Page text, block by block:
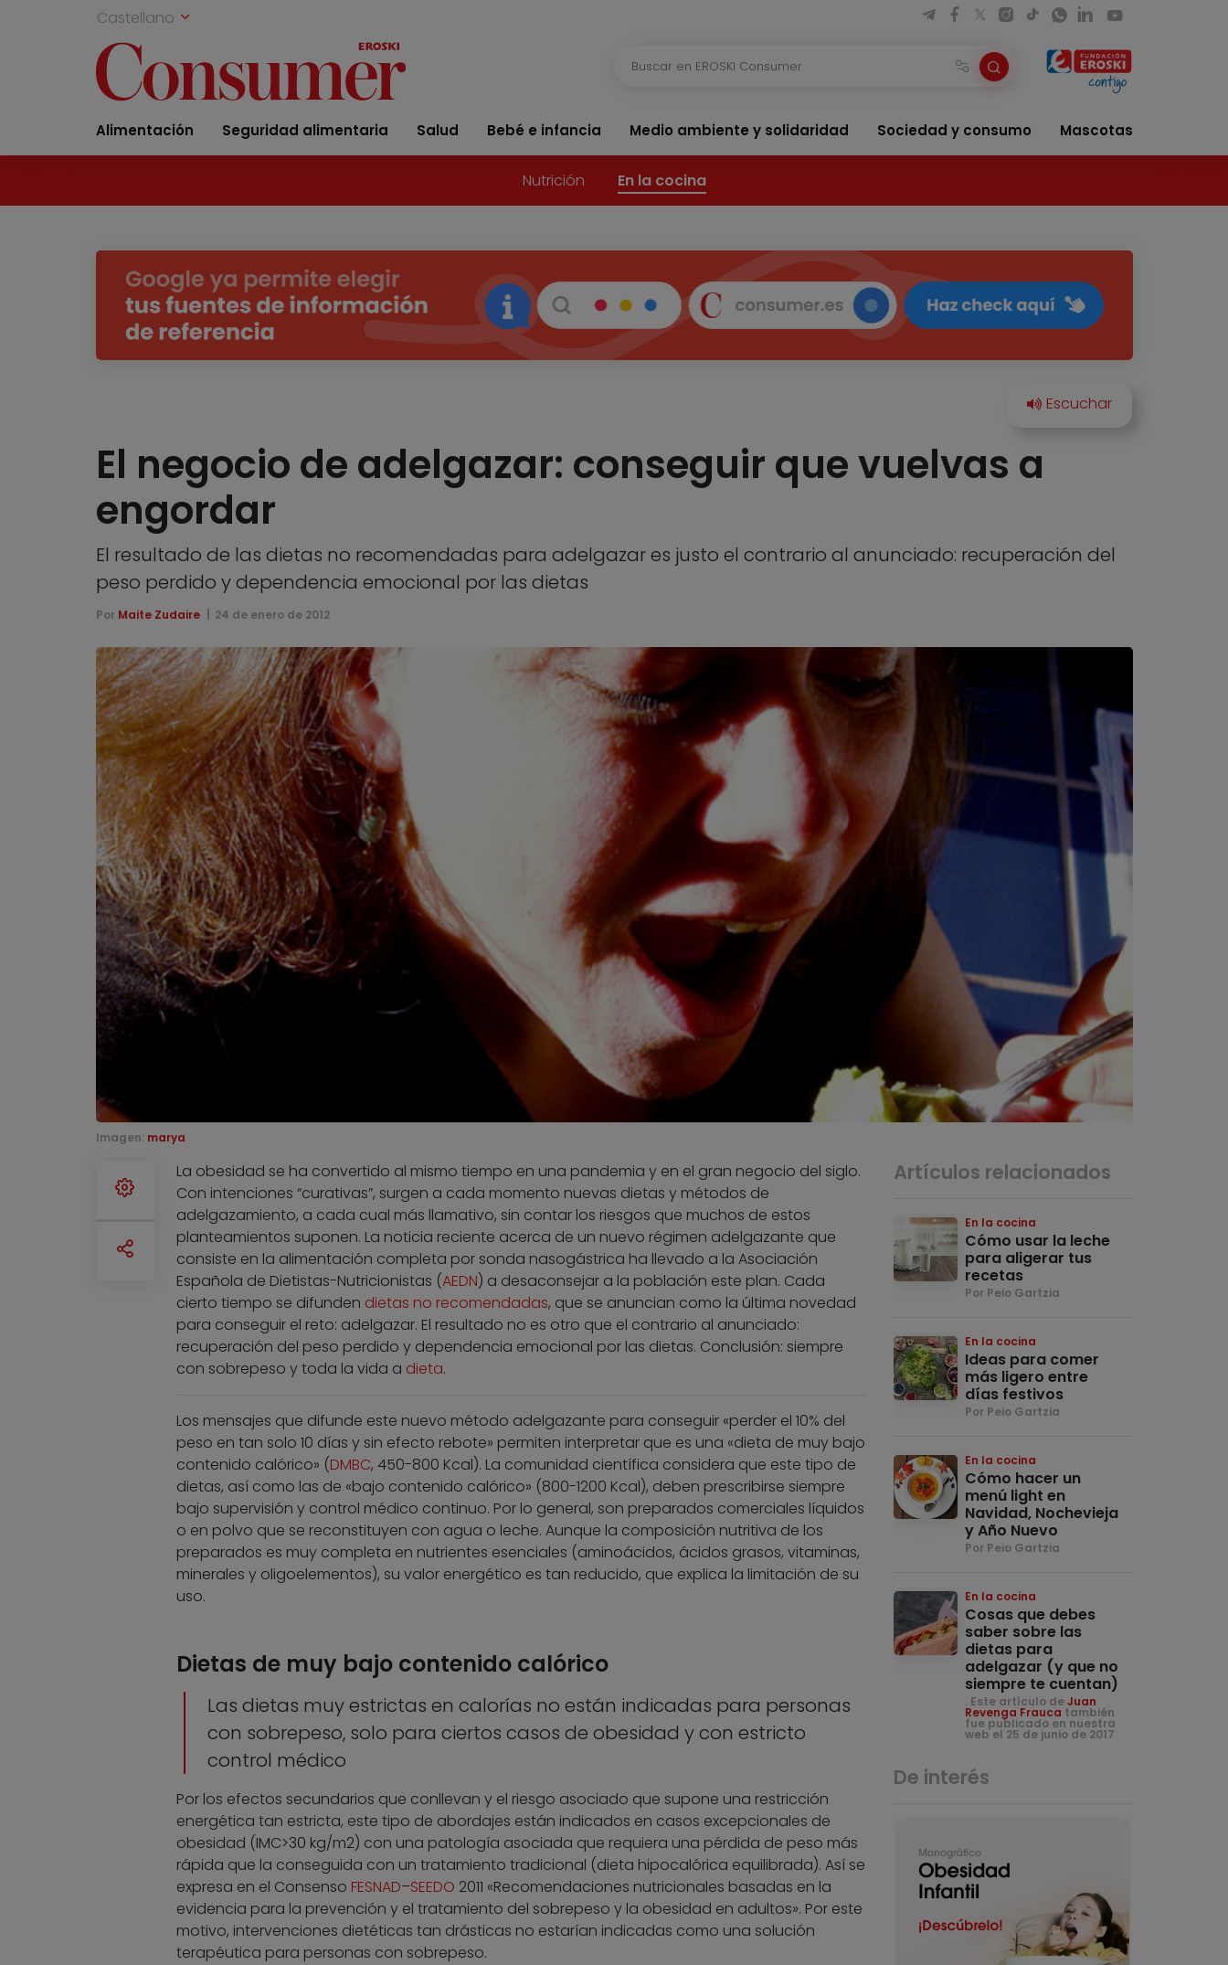
Castellano
Alimentación Seguridad alimentaria Salud Bebé e infancia Medio ambiente y solidaridad Sociedad y consumo Mascotas
Nutrición En la cocina
El negocio de adelgazar: conseguir que vuelvas a
engordar
El resultado de las dietas no recomendadas para adelgazar es justo el contrario al anunciado: recuperación del
peso perdido y dependencia emocional por las dietas
Por Maite Zudaire 24 de enero de 2012
Imagen: marya
La obesidad se ha convertido al mismo tiempo en una pandemia y en el gran negocio del siglo.
Con intenciones “curativas”, surgen a cada momento nuevas dietas y métodos de
adelgazamiento, a cada cual más llamativo, sin contar los riesgos que muchos de estos
planteamientos suponen. La noticia reciente acerca de un nuevo régimen adelgazante que
consiste en la alimentación completa por sonda nasogástrica ha llevado a la Asociación
Española de Dietistas-Nutricionistas (AEDN) a desaconsejar a la población este plan. Cada
cierto tiempo se difunden dietas no recomendadas, que se anuncian como la última novedad
para conseguir el reto: adelgazar. El resultado no es otro que el contrario al anunciado:
recuperación del peso perdido y dependencia emocional por las dietas. Conclusión: siempre
con sobrepeso y toda la vida a dieta.
Los mensajes que difunde este nuevo método adelgazante para conseguir «perder el 10% del
peso en tan solo 10 días y sin efecto rebote» permiten interpretar que es una «dieta de muy bajo
contenido calórico» (DMBC, 450-800 Kcal). La comunidad científica considera que este tipo de
dietas, así como las de «bajo contenido calórico» (800-1200 Kcal), deben prescribirse siempre
bajo supervisión y control médico continuo. Por lo general, son preparados comerciales líquidos
o en polvo que se reconstituyen con agua o leche. Aunque la composición nutritiva de los
preparados es muy completa en nutrientes esenciales (aminoácidos, ácidos grasos, vitaminas,
minerales y oligoelementos), su valor energético es tan reducido, que explica la limitación de su
uso.
Dietas de muy bajo contenido calórico
Las dietas muy estrictas en calorías no están indicadas para personas
con sobrepeso, solo para ciertos casos de obesidad y con estricto
control médico
Por los efectos secundarios que conllevan y el riesgo asociado que supone una restricción
energética tan estricta, este tipo de abordajes están indicados en casos excepcionales de
obesidad (IMC>30 kg/m2) con una patología asociada que requiera una pérdida de peso más
rápida que la conseguida con un tratamiento tradicional (dieta hipocalórica equilibrada). Así se
expresa en el Consenso FESNAD–SEEDO 2011 «Recomendaciones nutricionales basadas en la
evidencia para la prevención y el tratamiento del sobrepeso y la obesidad en adultos». Por este
motivo, intervenciones dietéticas tan drásticas no estarían indicadas como una solución
terapéutica para personas con sobrepeso.
Artículos relacionados
En la cocina
Cómo usar la leche
para aligerar tus
recetas
Por Peio Gartzia
En la cocina
Ideas para comer
más ligero entre
días festivos
Por Peio Gartzia
En la cocina
Cómo hacer un
menú light en
Navidad, Nochevieja
y Año Nuevo
Por Peio Gartzia
En la cocina
Cosas que debes
saber sobre las
dietas para
adelgazar (y que no
siempre te cuentan)
. Este artículo deJuan
Revenga Frauca también
fue publicado en nuestra
web el 25 de junio de 2017
De interés